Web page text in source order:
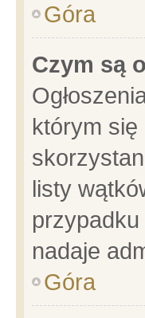
Góra
Czym są
którym
listy
przypadku
nadaje
Góra